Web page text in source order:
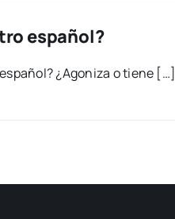
español?
¿Ago­ni­za o tie­ne […]